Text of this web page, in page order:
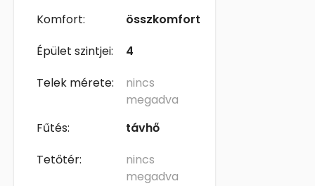
Komfort:
összkomfort
Épület szintjei:
4
Telek mérete:
nincs
megadva
Fűtés:
távhő
Tetőtér:
nincs
megadva